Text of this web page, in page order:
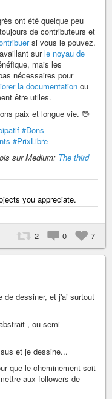
ont été quelque peu
de contributeurs et
si vous le pouvez.
surle noyau de
mais les
nécessaires pour
la documentation ou
être utiles.
paix et longue vie. 🖖
#Dons
#PrixLibre
sur Medium: The third
you appreciate.
2 0 7
de dessiner, et j'ai surtout
, ou semi
et je dessine...
que le cheminement soit
aux followers de